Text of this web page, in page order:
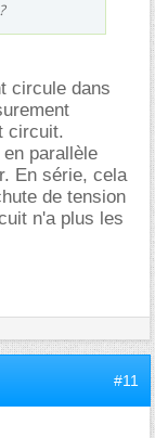
circule dans
circuit.
parallèle
En série, cela
de tension
n'a plus les
#11